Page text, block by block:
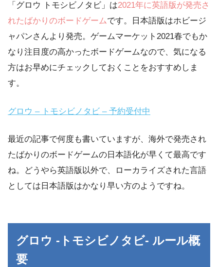
「グロウ トモシビノタビ」は2021年に英語版が発売さ
れたばかりのボードゲームです。日本語版はホビージ
ャパンさんより発売。ゲームマーケット2021春でもか
なり注目度の高かったボードゲームなので、気になる
方はお早めにチェックしておくことをおすすめしま
す。
グロウ – トモシビノタビ – 予約受付中
最近の記事で何度も書いていますが、海外で発売され
たばかりのボードゲームの日本語化が早くて最高です
ね。どうやら英語版以外で、ローカライズされた言語
としては日本語版はかなり早い方のようですね。
グロウ -トモシビノタビ- ルール概
要